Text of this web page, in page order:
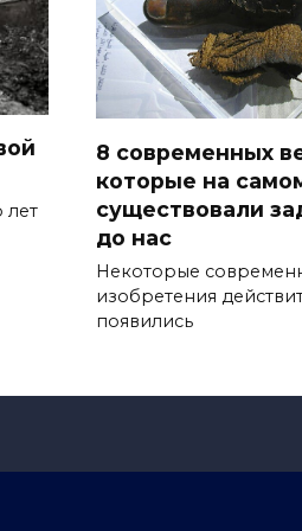
лет
8 современных
которые на
существовали
до нас
Некоторые
изобретения
появились